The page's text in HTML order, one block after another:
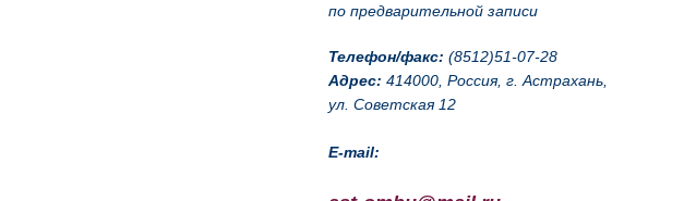
по предварительной записи
Телефон/факс: (8512)51-07-28
Адрес: 414000, Россия, г. Астрахань,
ул. Советская 12
E-mail: